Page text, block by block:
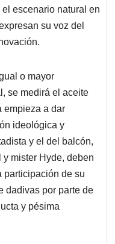
escenario natural en
su voz del
o mayor
se medirá el aceite
empieza a dar
ideológica y
y el del balcón,
mister Hyde, deben
participación de su
dadivas por parte de
y pésima